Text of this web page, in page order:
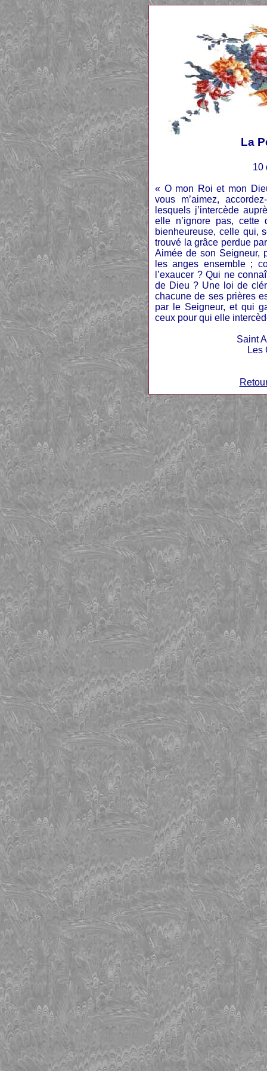
La
10
« O mon Roi et mon
vous m’aimez,
lesquels j’intercède
elle n’ignore pas, cette
bienheureuse, celle qui,
trouvé la grâce perdue
Aimée de son Seigneur,
les anges ensemble ;
l’exaucer ? Qui ne
de Dieu ? Une loi de
chacune de ses prières
par le Seigneur, et qui
ceux pour qui elle
Saint
Les